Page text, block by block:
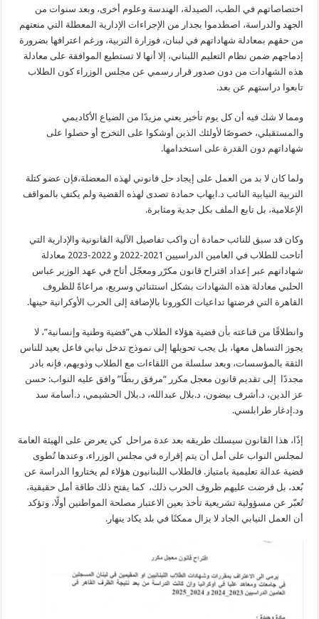
اختصاصاتهم في الطب، الصيدلة، الهندسة وعلوم أخرى، وبعد سنوات من
الجهد والدراسة، اصطدموا بجدار من الإجراءات الإدارية المعطلة التي منعتهم
من حقهم بمعادلة شهاداتهم في لبنان، فوزارة التربية، ورغم اعترافها بضرورة
إدماجهم ضمن نظام التعليم اللبناني، إلا أنها لا تستطيع الموافقة على معادلة
هذه الشهادات من دون صدور قرار رسمي عن مجلس الوزراء كون الطلاب
تابعوا دراستهم عن بعد.
ومما لا شك فيه أن كل يوم تأخير يعني مزيدًا من الضياع الأكاديمي
والمستقبلي، خصوصًا لأولئك الذين أوشكوا على التخرج أو حصلوا على
شهاداتهم دون القدرة على استخدامها.
ولما كان لا بد من العمل على إيجاد حل قانوني لهذه المعضلة،فإن عضو كتلة
التربية النيابية النائب د.ايهاب حمادة تصدى لهذه القضية ولم يكتفِ بالمواقف
الإعلامية، بل تابع الملف بكل جدية ومثابرة.
وكان قد سبق للنائب حمادة أن واكب تفاصيل الآلية القانونية والإدارية التي
أتاحت للطلاب في العامين الدراسيين 2021-2022 و 2022-2023 معادلة
شهاداتهم عبر إعداد اقتراح قانون مكرّر ومعجّل أتاح في عهد الوزير عباس
الحلبي معادلة هذه الشهادات بشكل استثنائي وسريع، مراعاةً للظروف
القاهرة التي فرضتها تداعيات الكورونا بالإضافة إلى الحرب الأوكرانية حينها.
وانطلاقًا من قناعته بأن قضية هؤلاء الطلاب هي”قضية وطنية وإنسانية”، لا
يجوز التساهل معها، بل يجب تحويلها إلى نموذج تدخل نيابي فاعل يعيد للناس
الثقة بالمؤسسات، وبعد سلسلة من اللقاءات مع الطلاب وذويهم، فإنه بادر
مجددًا إلى تقديم قانون معجل مكرر “مرفق ربطًا” وافق عليه النواب: حسن
عز الدين، د.أشرف بيضون، د.بلال عبدالله، د.بلال الحشيمي، د.أسامة سد
ود.إدغار طرابلسي.
إذًا، هذا القانون سيسلك طريقه بعد عدة مراحل كي يعرض على الهيئة العامة
لمجلس النواب على أمل أن يتم إقراره في مجلس الوزراء، وعندها تُطوى
قضية عدالة تعليمية بامتياز. فالطلاب اللبنانيون هؤلاء لم يختاروا الدراسة عن
بُعد، بل فرضت عليهم ظروف الحرب ذلك، كما يفتح ذلك طاقة أمل حقيقية،
تُعبّر عن مسؤولية تشريعية تأخذ بعين الاعتبار مصلحة المواطنين أولًا، وتؤكد
أن العمل النيابي الجاد لا يزال ممكنًا في بلد يكاد ينهار.